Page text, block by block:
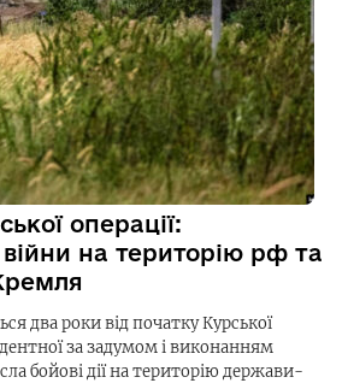
операції:
на територію рф та
два роки від початку Курської
за задумом і виконанням
бойові дії на територію держави-